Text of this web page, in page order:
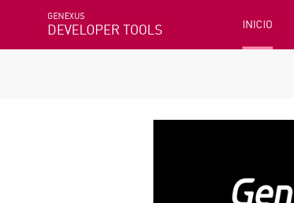
GENEXUS
DEVELOPER TOOLS INICIO